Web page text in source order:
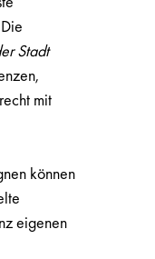
Stadt
mit
können
eigenen